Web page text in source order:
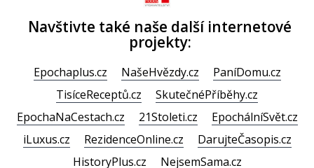
Navštivte také naše další internetové
projekty:
Epochaplus.cz NašeHvězdy.cz
PaníDomu.cz
TisíceReceptů.cz
SkutečnéPříběhy.cz
EpochaNaCestach.cz
21Stoleti.cz
EpochálníSvět.cz
iLuxus.cz
RezidenceOnline.cz
DarujteČasopis.cz
HistoryPlus.cz
NejsemSama.cz